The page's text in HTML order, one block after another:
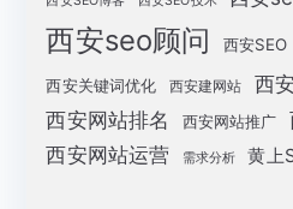
西安seo顾问 西安SEO
西安关键词优化 西安建网站 西
西安网站排名 西安网站推广
西安网站运营 需求分析 黄上